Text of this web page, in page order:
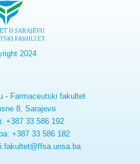
2024
- Farmaceutski fakultet
8, Sarajevo
+387 33 586 192
+387 33 586 182